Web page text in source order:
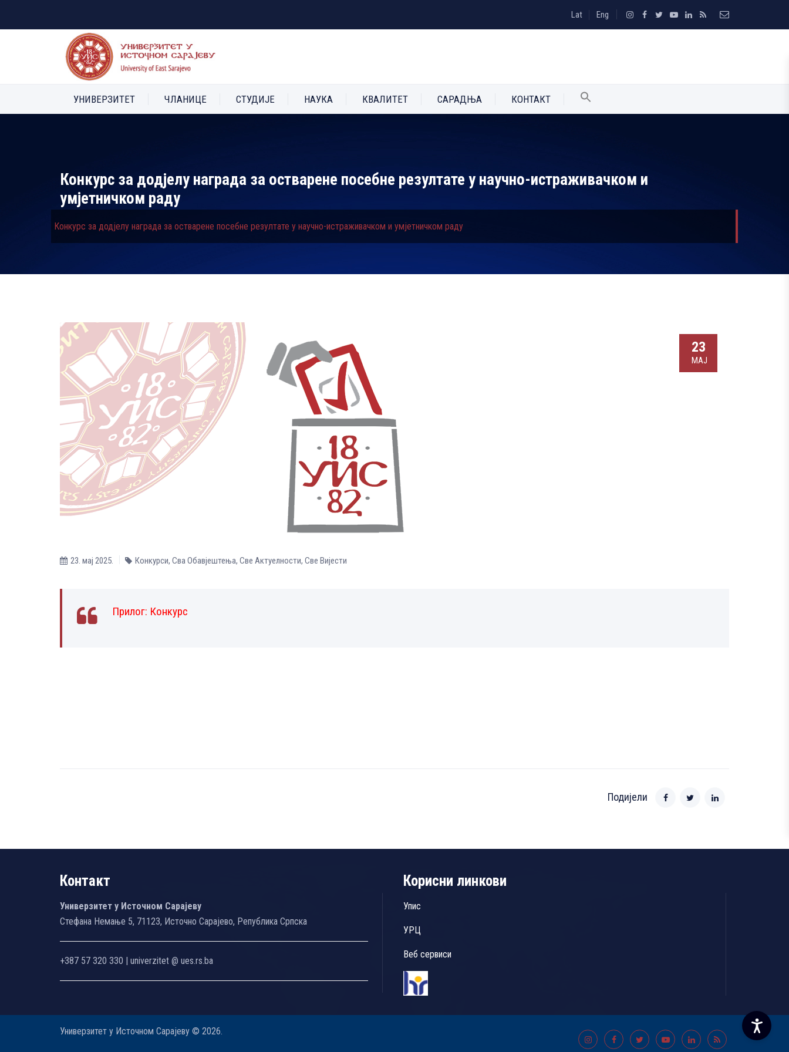
Lat Eng
УНИВЕРЗИТЕТ ЧЛАНИЦЕ СТУДИЈЕ НАУКА КВАЛИТЕТ САРАДЊА КОНТАКТ
Конкурс за додјелу награда за остварене посебне резултате у научно-истраживачком и
умјетничком раду
Конкурс за додјелу награда за остварене посебне резултате у научно-истраживачком и умјетничком раду
23
МАЈ
23. мај 2025. Конкурси, Сва Обавјештења, Све Aктуелности, Све Вијести
Прилог: Конкурс
Подијели
Контакт
Универзитет у Источном Сарајеву
Стефана Немање 5, 71123, Источно Сарајево, Република Српска
+387 57 320 330 | univerzitet @ ues.rs.ba
Корисни линкови
Упис
УРЦ
Веб сервиси
Универзитет у Источном Сарајеву © 2026.